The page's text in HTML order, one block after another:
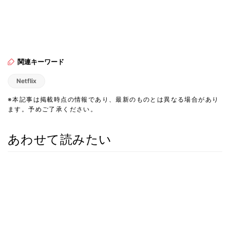
関連キーワード
Netflix
※本記事は掲載時点の情報であり、最新のものとは異なる場合があり
ます。予めご了承ください。
あわせて読みたい